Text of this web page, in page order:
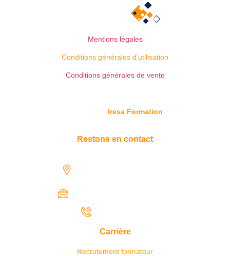
Mentions légales
Conditions générales d’utilisation
Conditions générales de vente
Iresa Formation
Restons en contact
Carrière
Recrutement formateur